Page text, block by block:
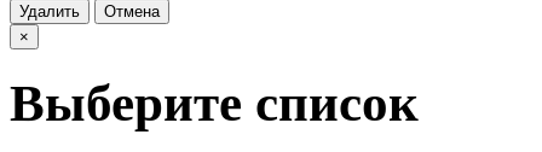
Удалить
Отмена
×
Выберите список